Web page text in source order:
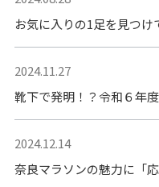
お気に入りの1足を見つけ
2024.11.27
靴下で発明！？令和６年
2024.12.14
奈良マラソンの魅力に「応